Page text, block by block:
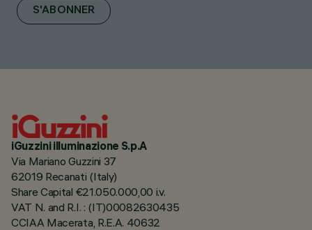
S'ABONNER
iGuzzini illuminazione S.p.A
Via Mariano Guzzini 37
62019 Recanati (Italy)
Share Capital €21.050.000,00 i.v.
VAT N. and R.I. : (IT)00082630435
CCIAA Macerata, R.E.A. 40632